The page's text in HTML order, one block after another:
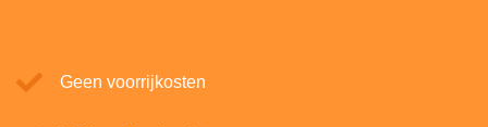
Geen voorrijkosten